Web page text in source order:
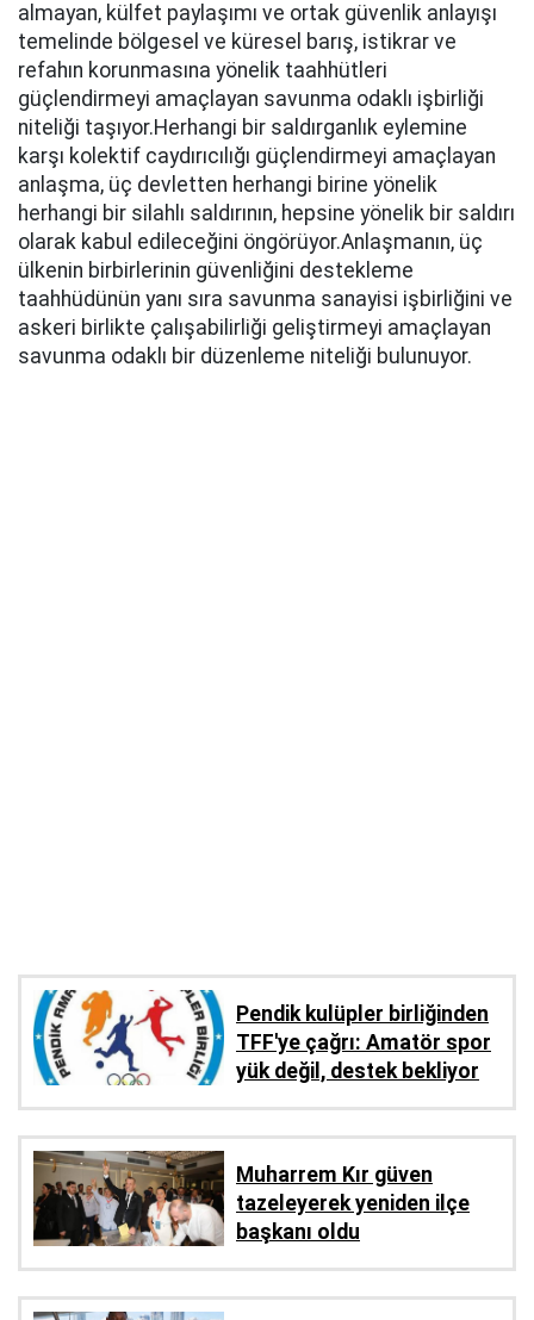
almayan, külfet paylaşımı ve ortak güvenlik anlayışı
temelinde bölgesel ve küresel barış, istikrar ve
refahın korunmasına yönelik taahhütleri
güçlendirmeyi amaçlayan savunma odaklı işbirliği
niteliği taşıyor.Herhangi bir saldırganlık eylemine
karşı kolektif caydırıcılığı güçlendirmeyi amaçlayan
anlaşma, üç devletten herhangi birine yönelik
herhangi bir silahlı saldırının, hepsine yönelik bir saldırı
olarak kabul edileceğini öngörüyor.Anlaşmanın, üç
ülkenin birbirlerinin güvenliğini destekleme
taahhüdünün yanı sıra savunma sanayisi işbirliğini ve
askeri birlikte çalışabilirliği geliştirmeyi amaçlayan
savunma odaklı bir düzenleme niteliği bulunuyor.
Pendik kulüpler birliğinden
TFF'ye çağrı: Amatör spor
yük değil, destek bekliyor
Muharrem Kır güven
tazeleyerek yeniden ilçe
başkanı oldu